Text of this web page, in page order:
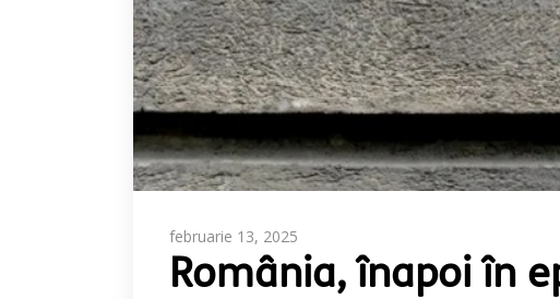
februarie 13, 2025
România, înapoi în